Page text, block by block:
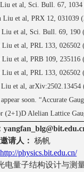
Liu et al, Sci. Bull. 67, 1034
Liu et al, PRX 12, 031039
Liu et al, Sci. Bull. 69, 190
Liu et al, PRL 133, 026502
Liu et al, PRB 109, 235116
Liu et al, PRL 133, 026502
Liu et al,
arXiv:2502.13454
soon. “Accurate
(2+1)D Alelian Lattice
邀请人： 杨帆
http://physics.bit.edu.cn/
电量子结构设计与测